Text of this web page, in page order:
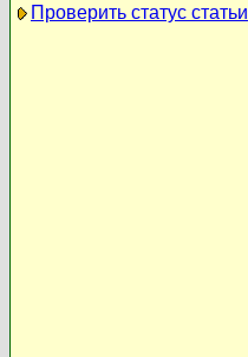
Проверить статус статьи